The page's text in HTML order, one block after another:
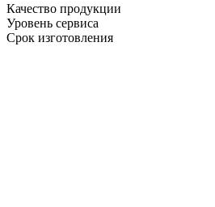
Качество продукции
Уровень сервиса
Срок изготовления